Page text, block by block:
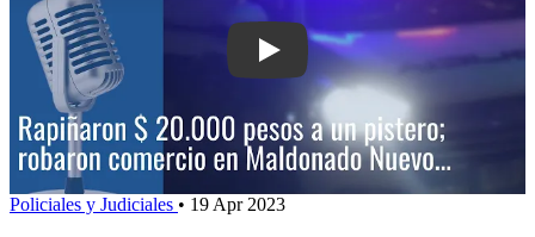
Play: Rapiñaron $ 20.000 pesos a un
Policiales y Judiciales • 19 Apr 2023